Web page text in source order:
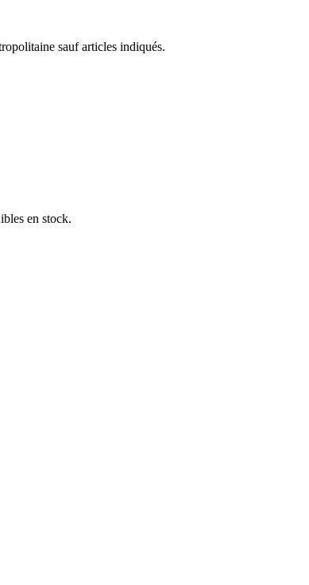
sauf articles indiqués.
en stock.